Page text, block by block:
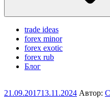
trade ideas
forex minor
forex exotic
forex rub
Блог
Опубликовано
21.09.201713.11.2024 Автор: